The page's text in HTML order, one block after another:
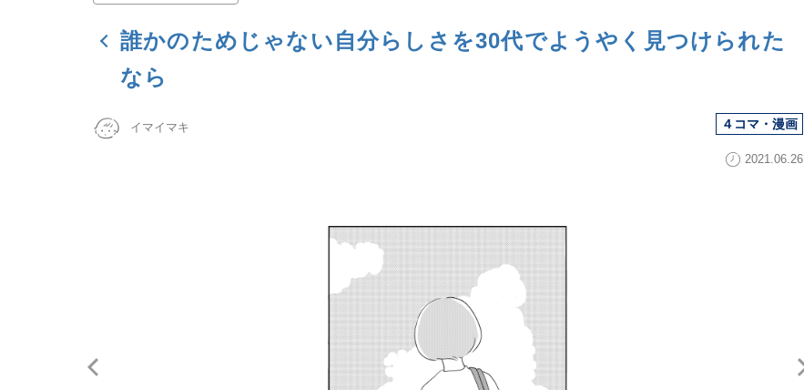
誰かのためじゃない自分らしさを30代でようやく見つけられた
なら
イマイマキ ４コマ・漫画
2021.06.26